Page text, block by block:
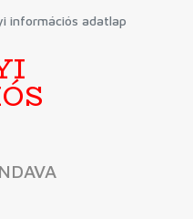
információs adatlap